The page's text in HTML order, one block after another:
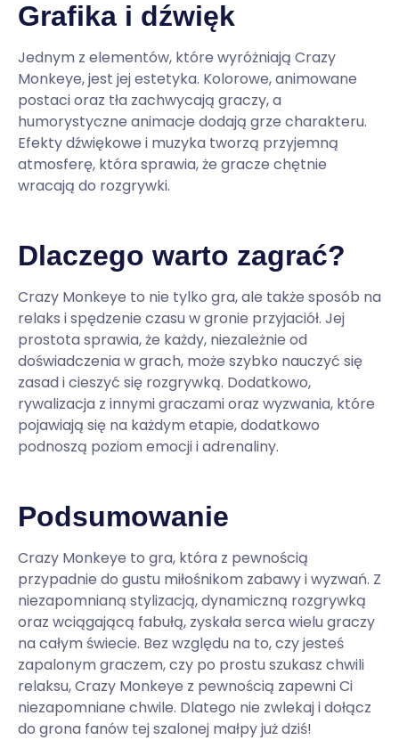
Grafika i dźwięk
Jednym z elementów, które wyróżniają Crazy
Monkeye, jest jej estetyka. Kolorowe, animowane
postaci oraz tła zachwycają graczy, a
humorystyczne animacje dodają grze charakteru.
Efekty dźwiękowe i muzyka tworzą przyjemną
atmosferę, która sprawia, że gracze chętnie
wracają do rozgrywki.
Dlaczego warto zagrać?
Crazy Monkeye to nie tylko gra, ale także sposób na
relaks i spędzenie czasu w gronie przyjaciół. Jej
prostota sprawia, że każdy, niezależnie od
doświadczenia w grach, może szybko nauczyć się
zasad i cieszyć się rozgrywką. Dodatkowo,
rywalizacja z innymi graczami oraz wyzwania, które
pojawiają się na każdym etapie, dodatkowo
podnoszą poziom emocji i adrenaliny.
Podsumowanie
Crazy Monkeye to gra, która z pewnością
przypadnie do gustu miłośnikom zabawy i wyzwań. Z
niezapomnianą stylizacją, dynamiczną rozgrywką
oraz wciągającą fabułą, zyskała serca wielu graczy
na całym świecie. Bez względu na to, czy jesteś
zapalonym graczem, czy po prostu szukasz chwili
relaksu, Crazy Monkeye z pewnością zapewni Ci
niezapomniane chwile. Dlatego nie zwlekaj i dołącz
do grona fanów tej szalonej małpy już dziś!